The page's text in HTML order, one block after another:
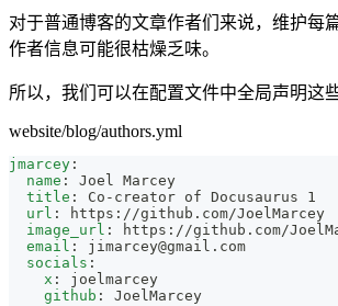
对于普通博客的文章作者们来说，维护每
作者信息可能很枯燥乏味。
所以，我们可以在配置文件中全局声明这
website/blog/authors.yml
jmarcey :
name :
Joel Marcey
title : Co - creator of Docusaurus 1
url : https : //github.com/JoelMarcey
image_url : https : //github.com/
email :
jimarcey@gmail.com
socials :
x :
joelmarcey
github :
JoelMarcey